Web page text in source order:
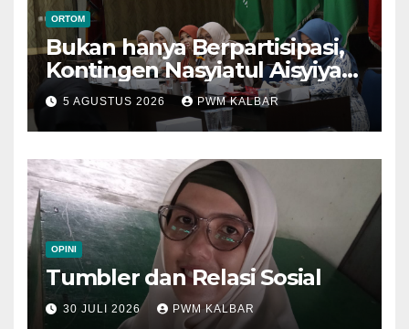
ORTOM
Bukan hanya Berpartisipasi,
Kontingen Nasyiatul Aisyiyah
Kalbar Perjuangkan Program
di Muktamar XV
5 AGUSTUS 2026 PWM KALBAR
OPINI
Tumbler dan Relasi Sosial
30 JULI 2026 PWM KALBAR